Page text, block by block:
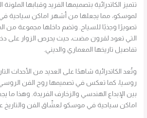
تتميز الكاتدرائية بتصميمها الفريد وقبابها الملونة
لموسكو، مما يجعلها من أشهر اماكن سياحية
تصويرًا وجذبًا للسياح. وتضم داخلها مجموعة من
التي تعود لقرون مضت، حيث يحرص الزوار على
تفاصيل تاريخها المعماري والديني.
وتُعد الكاتدرائية شاهدًا على العديد من الأحداث
روسيا، كما تعكس في تصميمها روح الفن الروسي
بين الإبداع الهندسي والزخارف الفريدة. وهذا ما
اماكن سياحية في موسكو لعشّاق الفن والتاريخ